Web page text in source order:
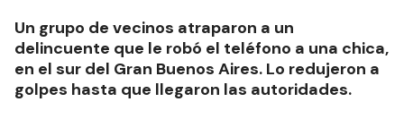
Un grupo de vecinos atraparon a un
delincuente que le robó el teléfono a una chica,
en el sur del Gran Buenos Aires. Lo redujeron a
golpes hasta que llegaron las autoridades.